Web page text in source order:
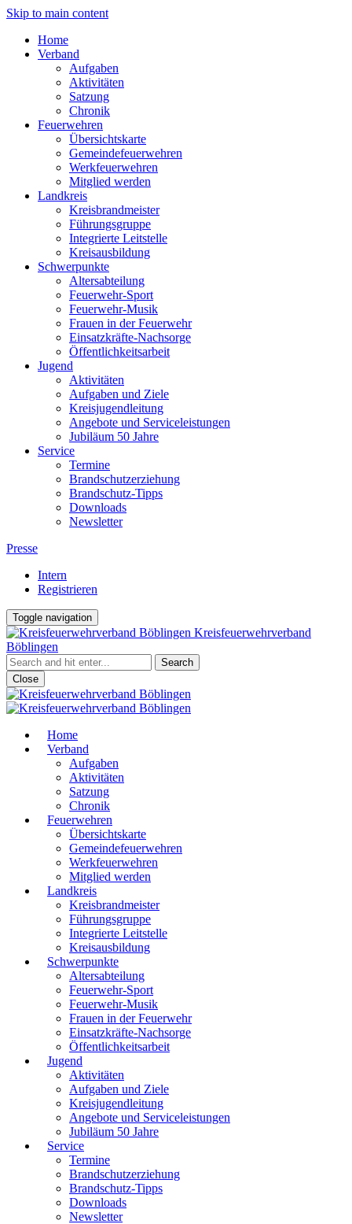
Skip to main content
Home
Verband
Aufgaben
Aktivitäten
Satzung
Chronik
Feuerwehren
Übersichtskarte
Gemeindefeuerwehren
Werkfeuerwehren
Mitglied werden
Landkreis
Kreisbrandmeister
Führungsgruppe
Integrierte Leitstelle
Kreisausbildung
Schwerpunkte
Altersabteilung
Feuerwehr-Sport
Feuerwehr-Musik
Frauen in der Feuerwehr
Einsatzkräfte-Nachsorge
Öffentlichkeitsarbeit
Jugend
Aktivitäten
Aufgaben und Ziele
Kreisjugendleitung
Angebote und Serviceleistungen
Jubiläum 50 Jahre
Service
Termine
Brandschutzerziehung
Brandschutz-Tipps
Downloads
Newsletter
Presse
Intern
Registrieren
Toggle navigation
Kreisfeuerwehrverband
Böblingen
Close
Home
Verband
Aufgaben
Aktivitäten
Satzung
Chronik
Feuerwehren
Übersichtskarte
Gemeindefeuerwehren
Werkfeuerwehren
Mitglied werden
Landkreis
Kreisbrandmeister
Führungsgruppe
Integrierte Leitstelle
Kreisausbildung
Schwerpunkte
Altersabteilung
Feuerwehr-Sport
Feuerwehr-Musik
Frauen in der Feuerwehr
Einsatzkräfte-Nachsorge
Öffentlichkeitsarbeit
Jugend
Aktivitäten
Aufgaben und Ziele
Kreisjugendleitung
Angebote und Serviceleistungen
Jubiläum 50 Jahre
Service
Termine
Brandschutzerziehung
Brandschutz-Tipps
Downloads
Newsletter